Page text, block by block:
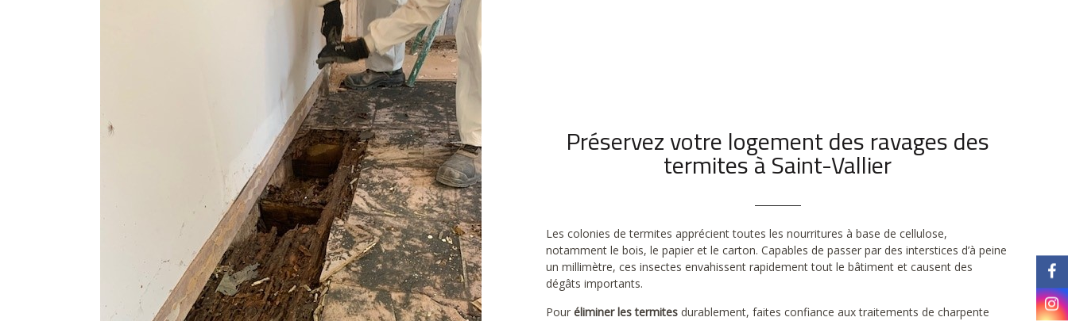
Préservez votre logement des ravages des
termites à Saint-Vallier
Les colonies de termites apprécient toutes les nourritures à base de cellulose,
notamment le bois, le papier et le carton. Capables de passer par des interstices d’à peine
un millimètre, ces insectes envahissent rapidement tout le bâtiment et causent des
dégâts importants.
Pouréliminer les termites durablement, faites confiance aux traitements de charpente